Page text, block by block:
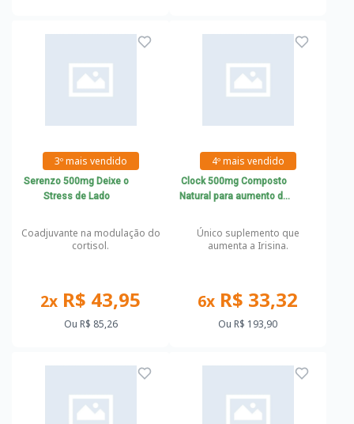
3º mais vendido
Serenzo 500mg Deixe o
Stress de Lado
Coadjuvante na modulação do
cortisol.
2x R$ 43,95
Ou R$ 85,26
4º mais vendido
Clock 500mg Composto
Natural para aumento da
Único suplemento que
aumenta a Irisina.
6x R$ 33,32
Ou R$ 193,90